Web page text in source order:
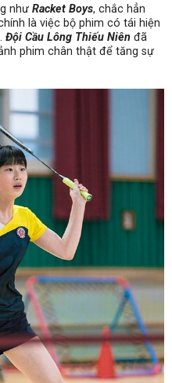
như Racket Boys, chắc hẳn
là việc bộ phim có tái hiện
Đội Cầu Lông Thiếu Niên đã
phim chân thật để tăng sự